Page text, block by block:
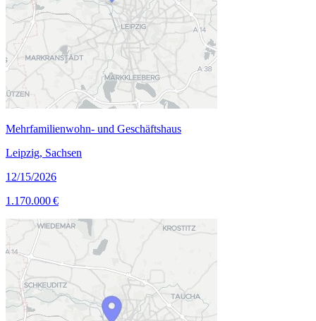
Mehrfamilienwohn- und Geschäftshaus
Leipzig, Sachsen
12/15/2026
1.170.000 €